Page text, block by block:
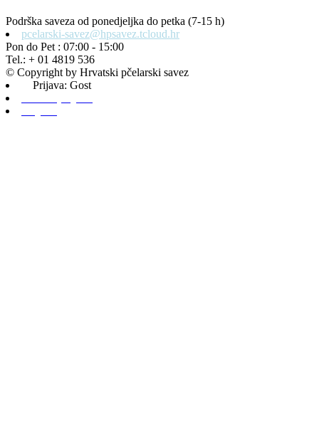
Podrška saveza od ponedjeljka do petka (7-15 h)
pcelarski-savez@hpsavez.tcloud.hr
Pon do Pet : 07:00 - 15:00
Tel.: + 01 4819 536
© Copyright by Hrvatski pčelarski savez
Prijava: Gost